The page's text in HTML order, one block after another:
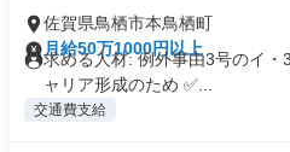
佐賀県鳥栖市本鳥栖町
月給50万1000円以上
求める人材: 例外事由3号のイ
ャリア形成のため ✅...
交通費支給